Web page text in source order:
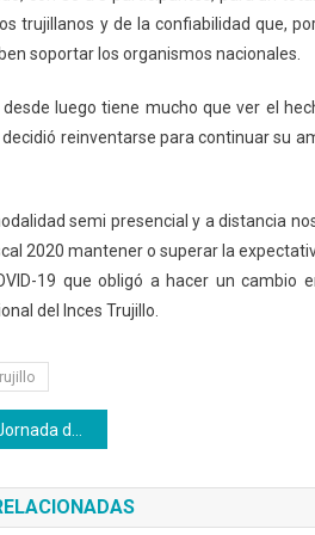
trujillanos y de la confiabilidad que,
soportar los organismos nacionales.
luego tiene mucho que ver el
reinventarse para continuar su
semi presencial y a distancia
2020 mantener o superar la
19 que obligó a hacer un
del Inces Trujillo.
desarrolló en el CFS Bicentenario